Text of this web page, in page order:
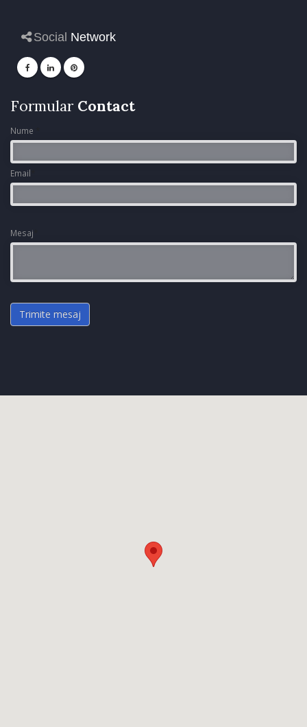
Social Network
Formular Contact
Nume
Email
Mesaj